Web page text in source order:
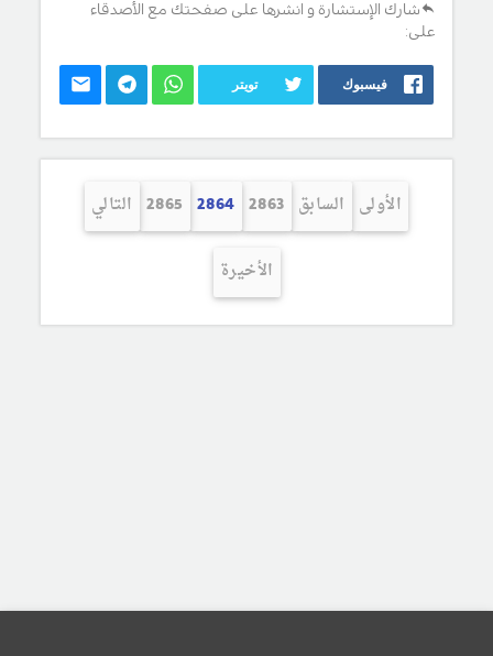
شارك الإستشارة و انشرها على صفحتك مع الأصدقاء
على:
فيسبوك تويتر
الأولى السابق 2863
2864
2865 التالي
الأخيرة